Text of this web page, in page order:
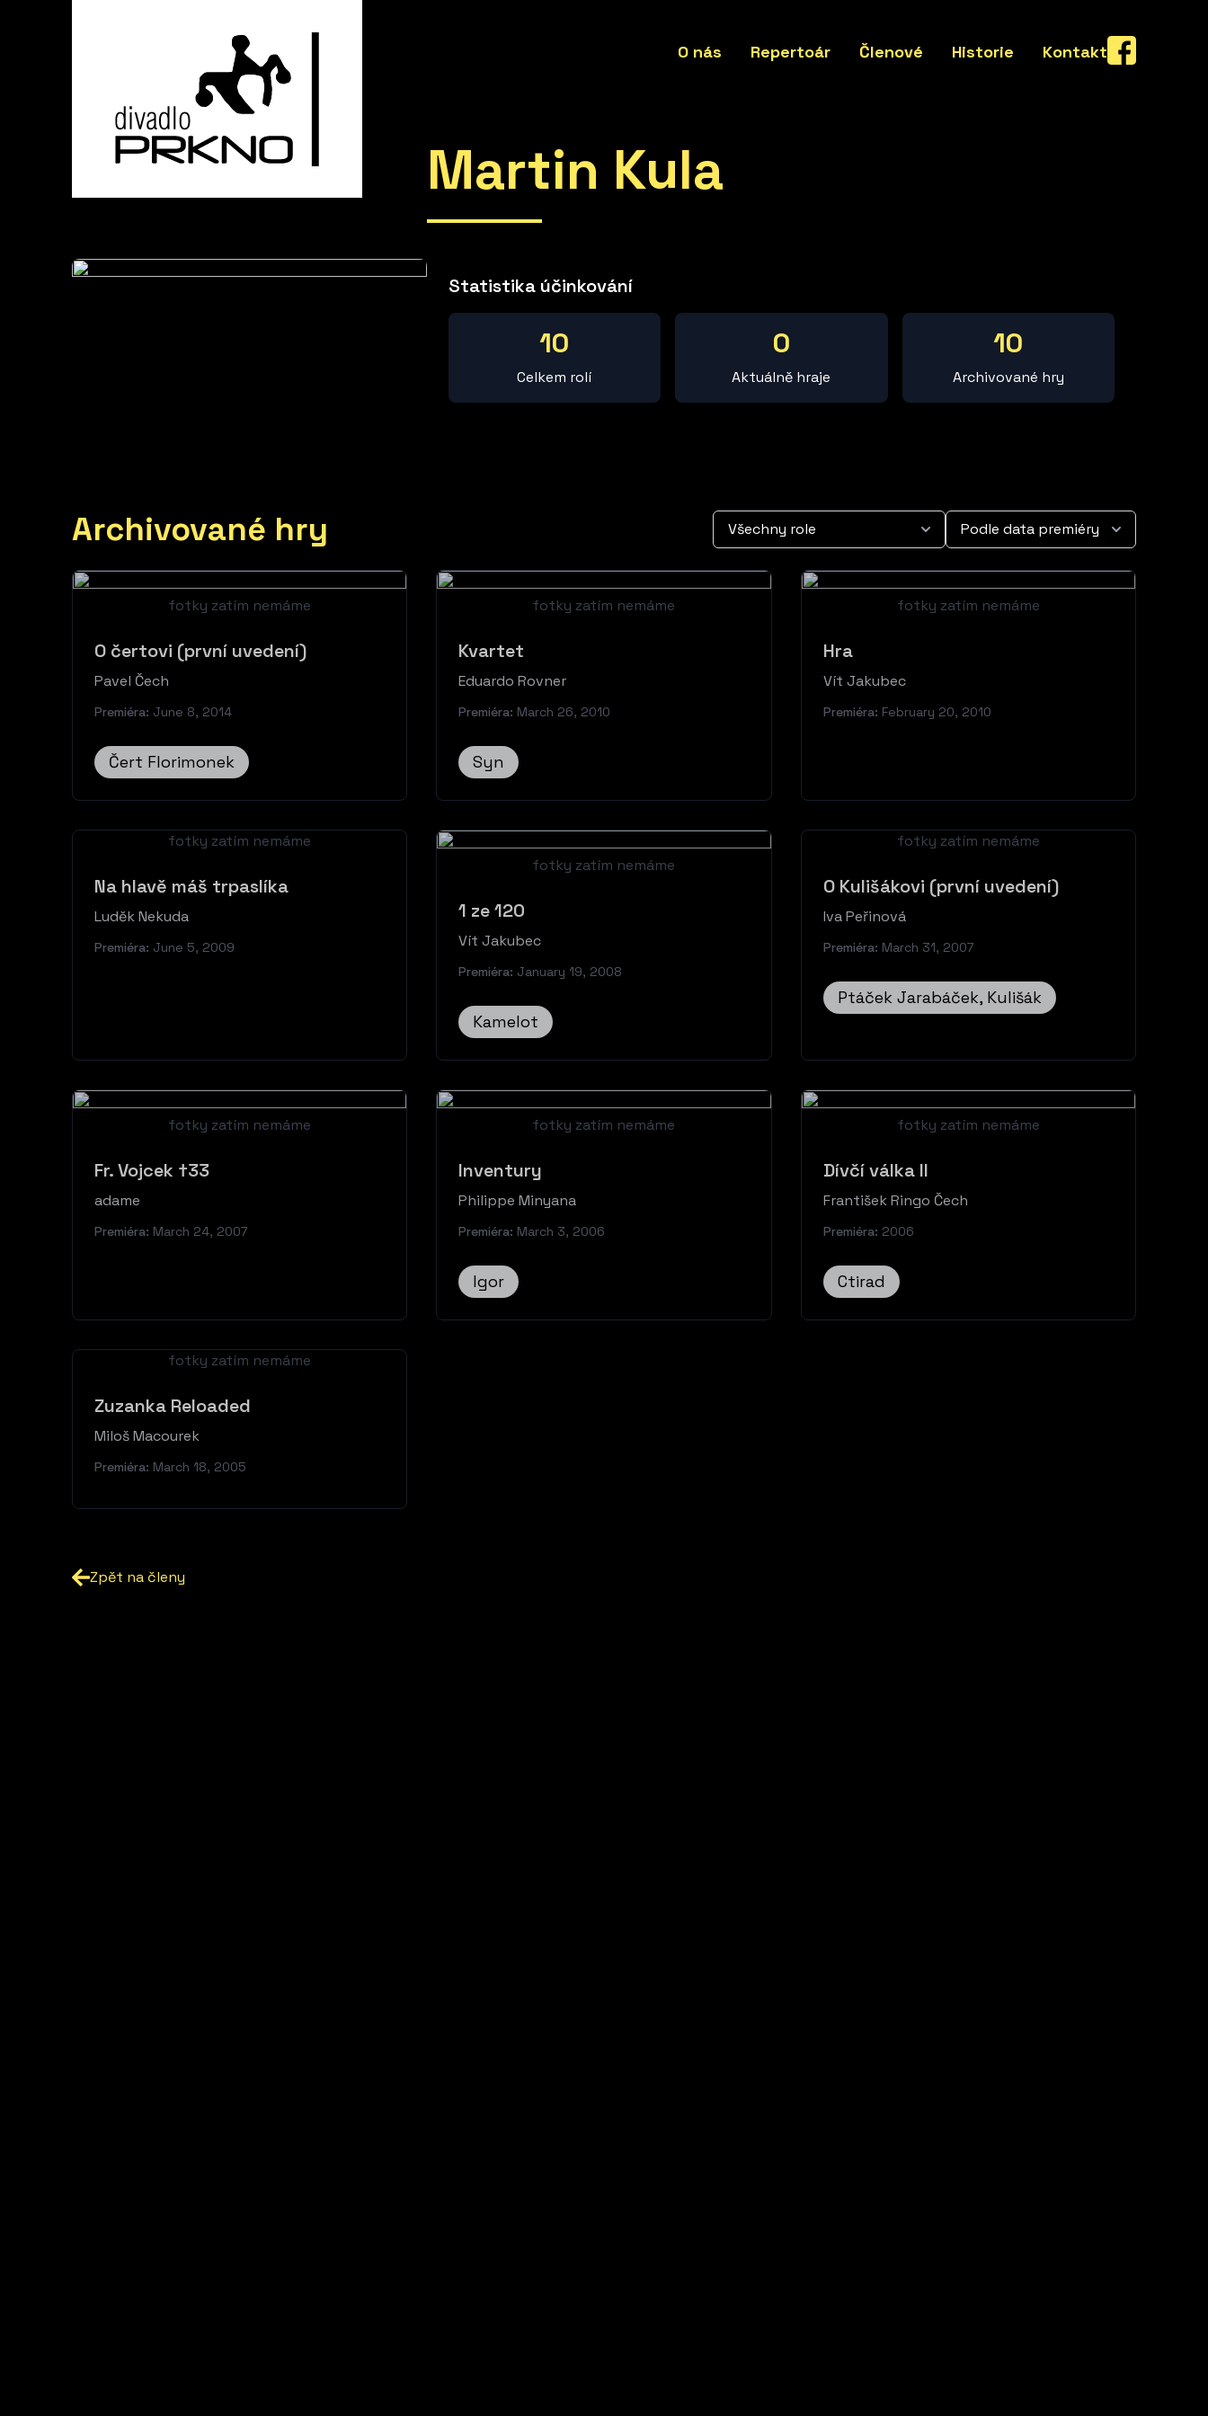
O nás Repertoár Členové Historie Kontakt
Martin Kula
Statistika účinkování
10
Celkem rolí
0
Aktuálně hraje
10
Archivované hry
Archivované hry
fotky zatím nemáme
O čertovi (první uvedení)
Pavel Čech
Premiéra: June 8, 2014
Čert Florimonek
fotky zatím nemáme
Kvartet
Eduardo Rovner
Premiéra: March 26, 2010
Syn
fotky zatím nemáme
Hra
Vít Jakubec
Premiéra: February 20, 2010
fotky zatím nemáme
Na hlavě máš trpaslíka
Luděk Nekuda
Premiéra: June 5, 2009
fotky zatím nemáme
1 ze 120
Vít Jakubec
Premiéra: January 19, 2008
Kamelot
fotky zatím nemáme
O Kulišákovi (první uvedení)
Iva Peřinová
Premiéra: March 31, 2007
Ptáček Jarabáček, Kulišák
fotky zatím nemáme
Fr. Vojcek †33
adame
Premiéra: March 24, 2007
fotky zatím nemáme
Inventury
Philippe Minyana
Premiéra: March 3, 2006
Igor
fotky zatím nemáme
Dívčí válka II
František Ringo Čech
Premiéra: 2006
Ctirad
fotky zatím nemáme
Zuzanka Reloaded
Miloš Macourek
Premiéra: March 18, 2005
Zpět na členy